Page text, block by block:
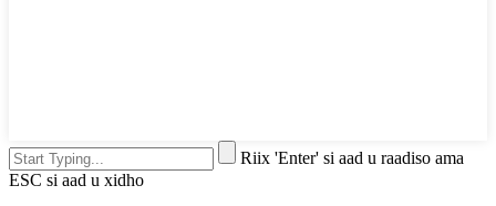
Riix 'Enter' si aad u raadiso ama
ESC si aad u xidho